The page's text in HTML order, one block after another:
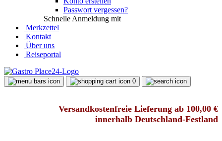
Passwort vergessen?
Schnelle Anmeldung mit
Merkzettel
Kontakt
Über uns
Reiseportal
0
Versandkostenfreie Lieferung ab 100,00 €
innerhalb Deutschland-Festland